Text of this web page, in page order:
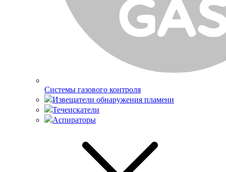
Системы газового контроля
Извещатели обнаружения пламени
Течеискатели
Аспираторы